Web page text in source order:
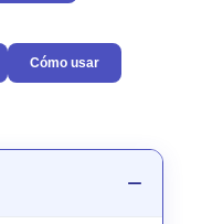
Cómo usar